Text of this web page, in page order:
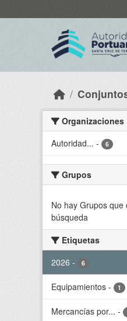
Organizaciones
Autoridad... - 6
Grupos
No hay Grupos
búsqueda
Etiquetas
2026 - 6
Equipamientos - 1
Mercancías por... -